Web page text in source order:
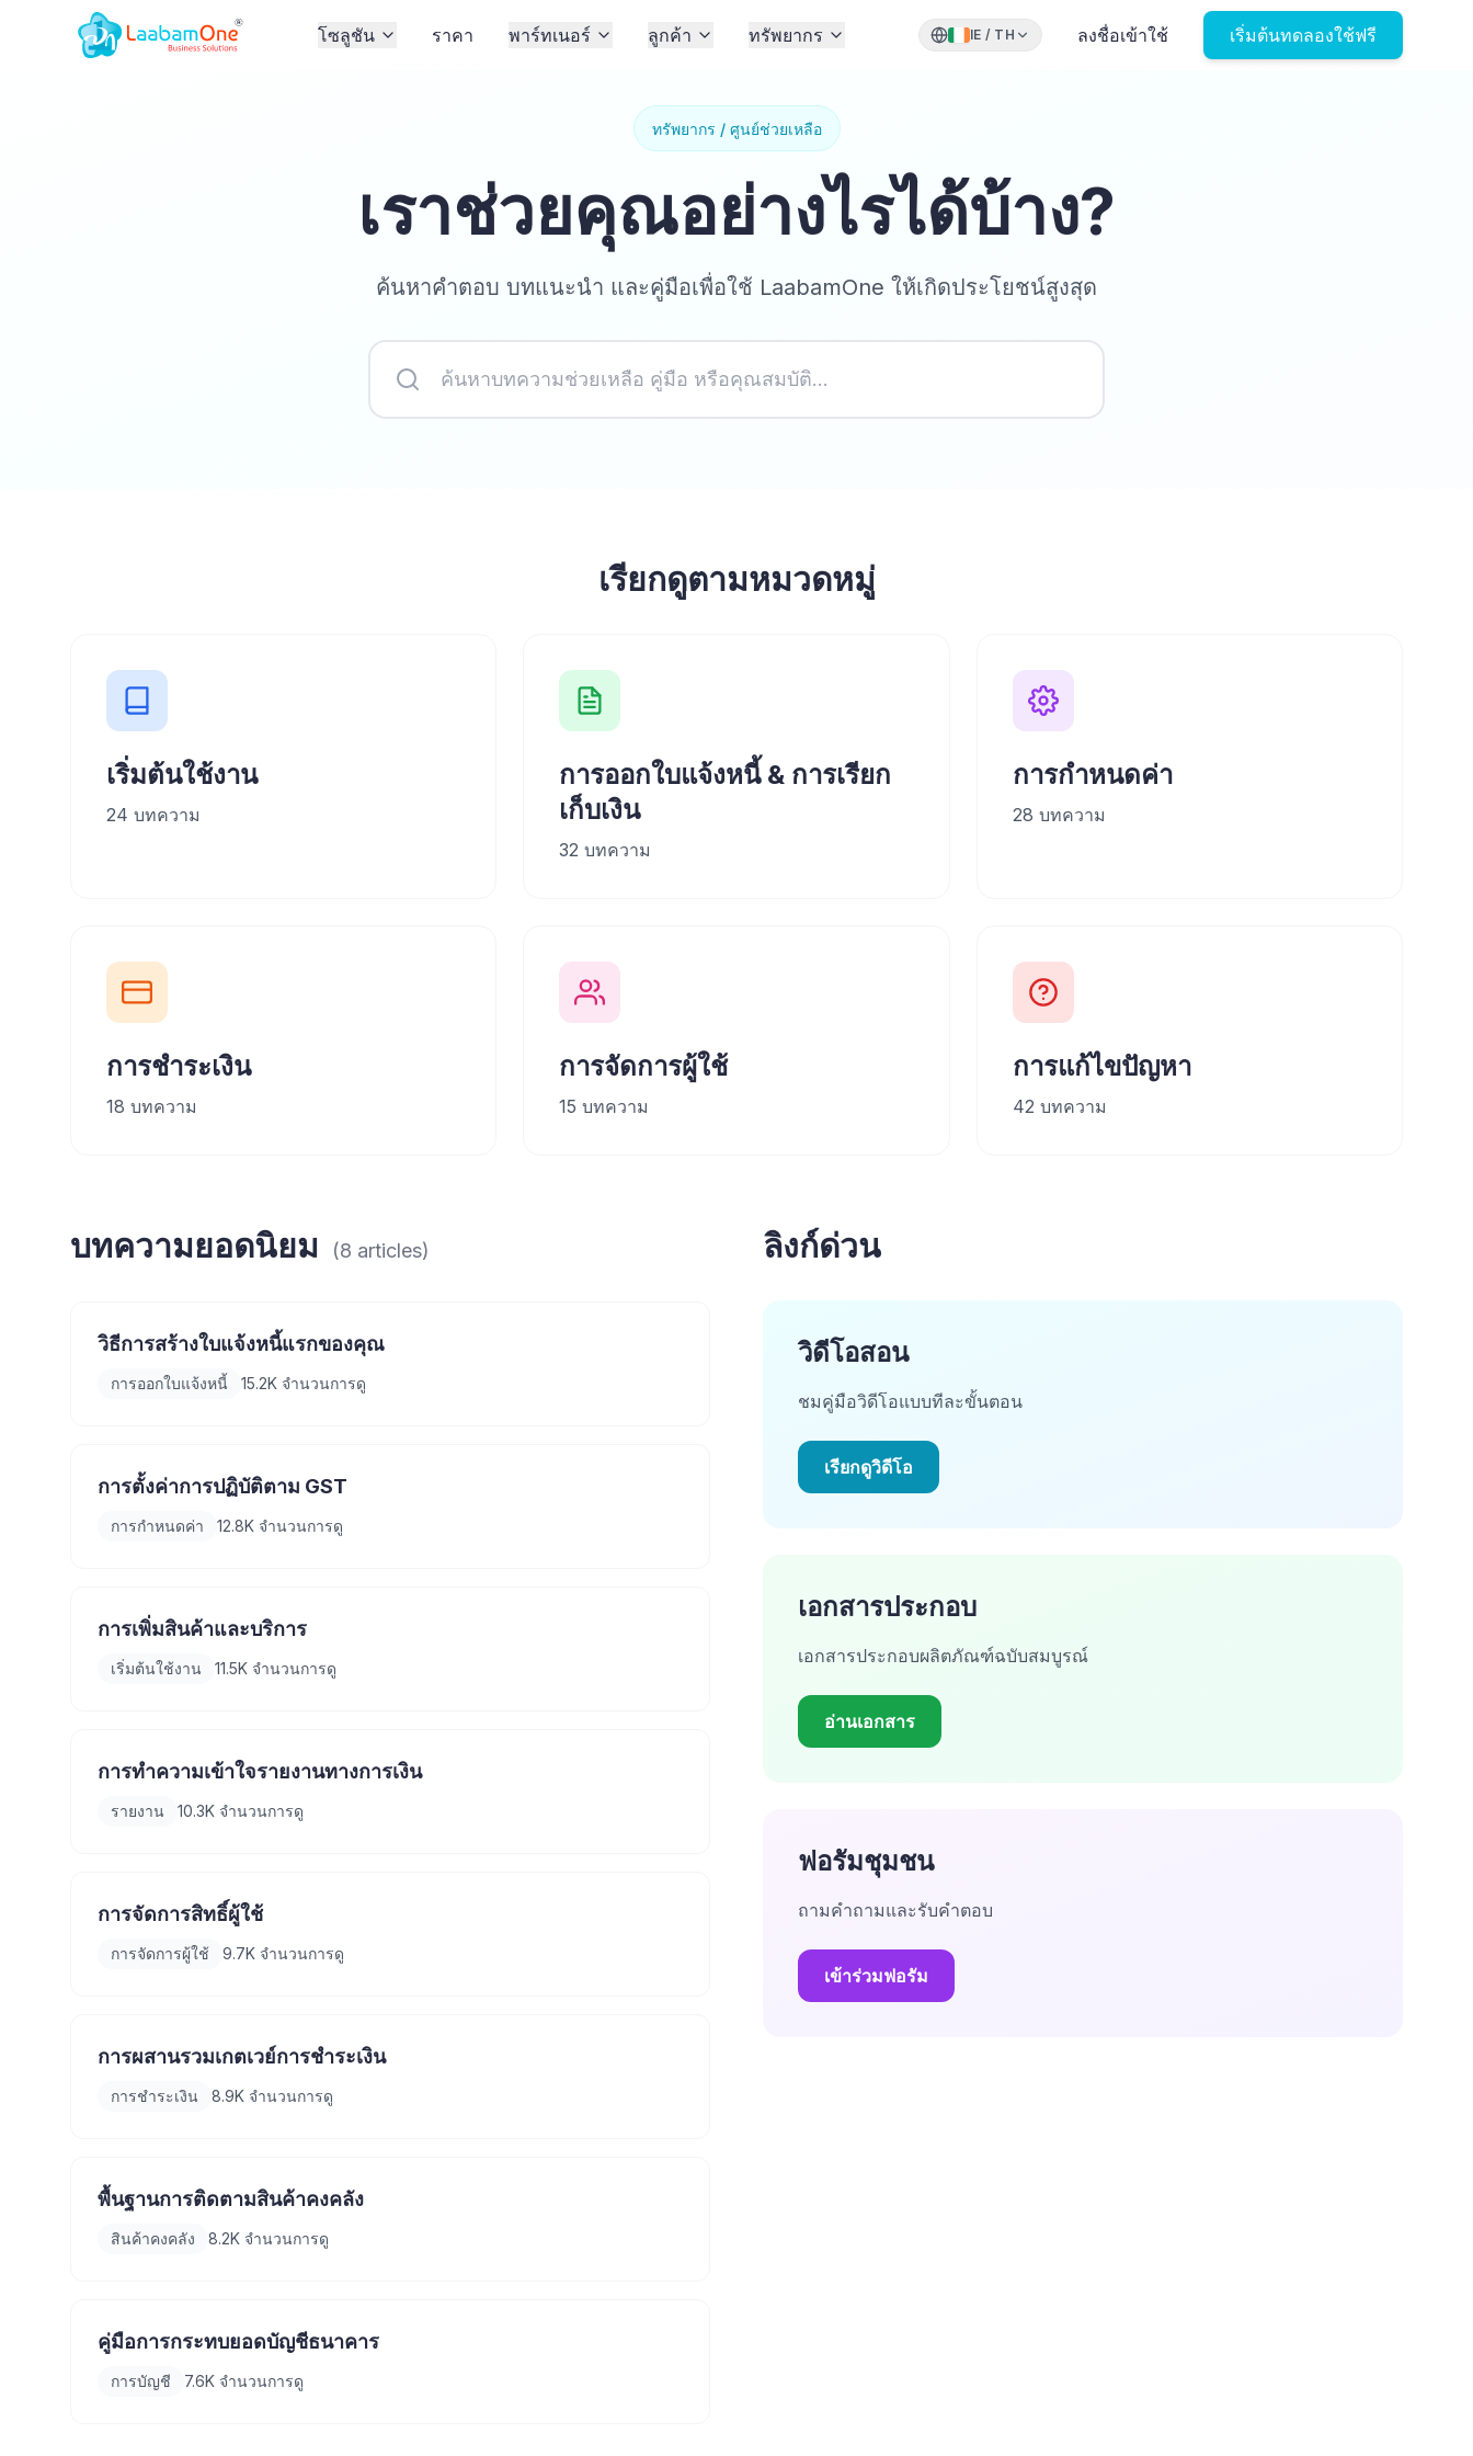
โซลูชัน ราคา พาร์ทเนอร์ ลูกค้า ทรัพยากร IE / TH ลงชื่อเข้าใช้ เริ่มต้นทดลองใช้ฟรี
ทรัพยากร / ศูนย์ช่วยเหลือ
เราช่วยคุณอย่างไรได้บ้าง?
ค้นหาคำตอบ บทแนะนำ และคู่มือเพื่อใช้ LaabamOne ให้เกิดประโยชน์สูงสุด
เรียกดูตามหมวดหมู่
เริ่มต้นใช้งาน
24 บทความ
การออกใบแจ้งหนี้ & การเรียก
เก็บเงิน
32 บทความ
การกำหนดค่า
28 บทความ
การชำระเงิน
18 บทความ
การจัดการผู้ใช้
15 บทความ
การแก้ไขปัญหา
42 บทความ
บทความยอดนิยม (8 articles)
วิธีการสร้างใบแจ้งหนี้แรกของคุณ
การออกใบแจ้งหนี้ 15.2K จำนวนการดู
การตั้งค่าการปฏิบัติตาม GST
การกำหนดค่า 12.8K จำนวนการดู
การเพิ่มสินค้าและบริการ
เริ่มต้นใช้งาน 11.5K จำนวนการดู
การทำความเข้าใจรายงานทางการเงิน
รายงาน 10.3K จำนวนการดู
การจัดการสิทธิ์ผู้ใช้
การจัดการผู้ใช้ 9.7K จำนวนการดู
การผสานรวมเกตเวย์การชำระเงิน
การชำระเงิน 8.9K จำนวนการดู
พื้นฐานการติดตามสินค้าคงคลัง
สินค้าคงคลัง 8.2K จำนวนการดู
คู่มือการกระทบยอดบัญชีธนาคาร
การบัญชี 7.6K จำนวนการดู
ลิงก์ด่วน
วิดีโอสอน
ชมคู่มือวิดีโอแบบทีละขั้นตอน
เรียกดูวิดีโอ
เอกสารประกอบ
เอกสารประกอบผลิตภัณฑ์ฉบับสมบูรณ์
อ่านเอกสาร
ฟอรัมชุมชน
ถามคำถามและรับคำตอบ
เข้าร่วมฟอรัม